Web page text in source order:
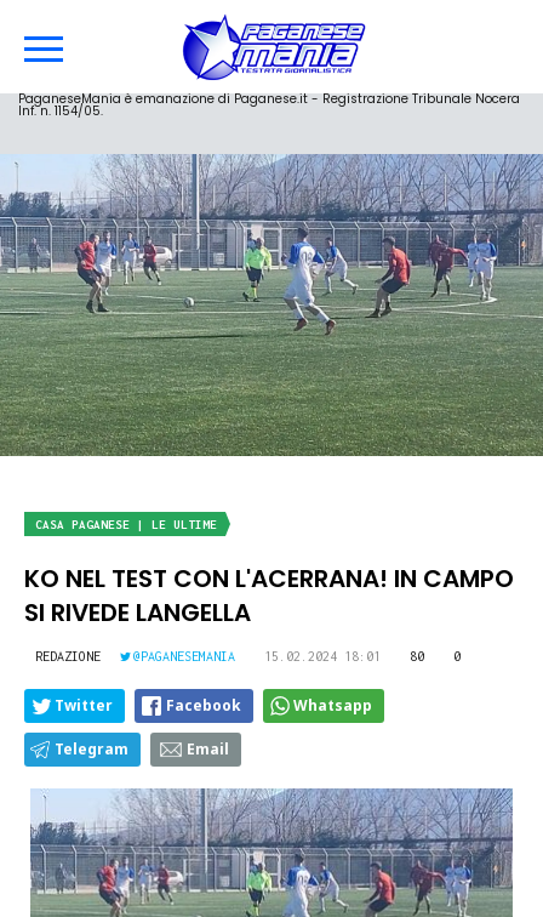
PaganeseMania è emanazione di Paganese.it - Registrazione Tribunale Nocera
Inf. n. 1154/05.
CASA PAGANESE | LE ULTIME
KO NEL TEST CON L'ACERRANA! IN CAMPO
SI RIVEDE LANGELLA
REDAZIONE @PAGANESEMANIA 15.02.2024 18:01 80 0
Twitter Facebook Whatsapp
Telegram Email